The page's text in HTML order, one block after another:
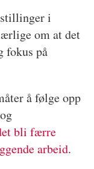
i
om at det
fokus på
å følge opp
bli færre
arbeid.